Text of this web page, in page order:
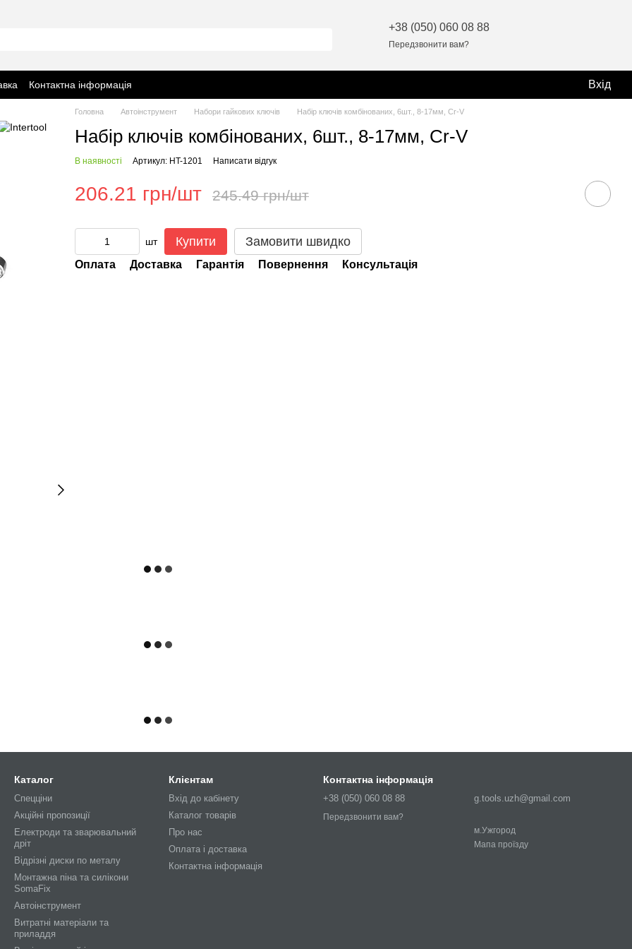
+38 (050) 060 08 88
Передзвонити вам?
Контактна інформація Вхід
Головна Автоінструмент Набори гайкових ключів Набір ключів комбінованих, 6шт., 8-17мм, Cr-V
Набір ключів комбінованих, 6шт., 8-17мм, Cr-V
В наявності Артикул: HT-1201 Написати відгук
206.21 грн/шт 245.49 грн/шт
шт Купити Замовити швидко
Оплата Доставка Гарантія Повернення Консультація
Каталог
Спецціни
Акційні пропозиції
Електроди та зварювальний
дріт
Відрізні диски по металу
Монтажна піна та силікони
SomaFix
Автоінструмент
Витратні матеріали та
приладдя
Клієнтам
Вхід до кабінету
Каталог товарів
Про нас
Оплата і доставка
Контактна інформація
Контактна інформація
+38 (050) 060 08 88
Передзвонити вам?
g.tools.uzh@gmail.com
м.Ужгород
Мапа проїзду